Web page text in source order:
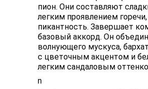
пион. Они составляют
легким проявлением
пикантность. Завершает
базовый аккорд. Он
волнующего мускуса,
с цветочным акцентом и
легким сандаловым
n